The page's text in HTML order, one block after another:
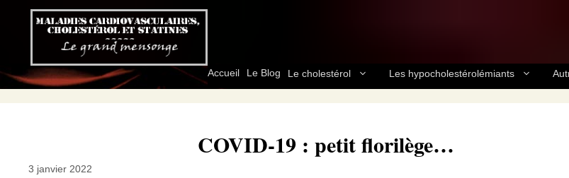
Accueil Le Blog Le cholestérol Les hypocholestérolémiants
COVID-19 : petit florilège…
3 janvier 2022